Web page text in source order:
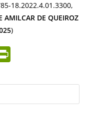
18.2022.4.01.3300,
AMILCAR DE QUEIROZ
)
tF
ri
a